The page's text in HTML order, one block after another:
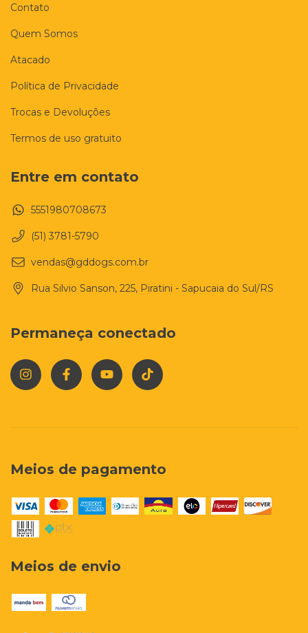
Contato
Quem Somos
Atacado
Política de Privacidade
Trocas e Devoluções
Termos de uso gratuito
Entre em contato
5551980708673
(51) 3781-5790
vendas@gddogs.com.br
Rua Silvio Sanson, 225, Piratini - Sapucaia do Sul/RS
Permaneça conectado
Meios de pagamento
Meios de envio